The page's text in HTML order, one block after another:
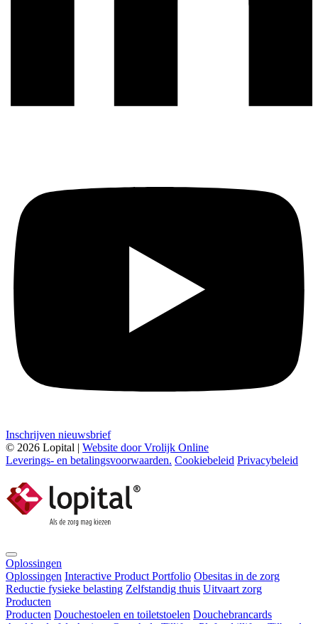
Inschrijven nieuwsbrief
© 2026 Lopital | Website door Vrolijk Online
Leverings- en betalingsvoorwaarden. Cookiebeleid Privacybeleid
Oplossingen
Oplossingen Interactive Product Portfolio Obesitas in de zorg
Reductie fysieke belasting Zelfstandig thuis Uitvaart zorg
Producten
Producten Douchestoelen en toiletstoelen Douchebrancards